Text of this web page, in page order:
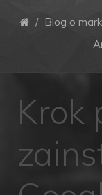
/ Blog o
Krok